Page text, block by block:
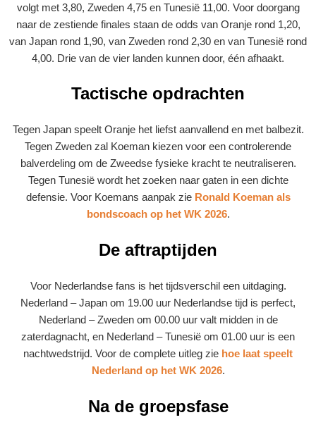
volgt met 3,80, Zweden 4,75 en Tunesië 11,00. Voor doorgang
naar de zestiende finales staan de odds van Oranje rond 1,20,
van Japan rond 1,90, van Zweden rond 2,30 en van Tunesië rond
4,00. Drie van de vier landen kunnen door, één afhaakt.
Tactische opdrachten
Tegen Japan speelt Oranje het liefst aanvallend en met balbezit.
Tegen Zweden zal Koeman kiezen voor een controlerende
balverdeling om de Zweedse fysieke kracht te neutraliseren.
Tegen Tunesië wordt het zoeken naar gaten in een dichte
defensie. Voor Koemans aanpak zie Ronald Koeman als
bondscoach op het WK 2026.
De aftraptijden
Voor Nederlandse fans is het tijdsverschil een uitdaging.
Nederland – Japan om 19.00 uur Nederlandse tijd is perfect,
Nederland – Zweden om 00.00 uur valt midden in de
zaterdagnacht, en Nederland – Tunesië om 01.00 uur is een
nachtwedstrijd. Voor de complete uitleg zie hoe laat speelt
Nederland op het WK 2026.
Na de groepsfase